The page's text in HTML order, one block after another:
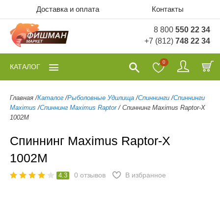
Доставка и оплата Контакты
8 800 550 22 34
+7 (812) 748 22 34
0
КАТАЛОГ
Главная /Каталог /Рыболовные Удилища /Спиннинги /Спиннинги
Maximus /Спиннинг Maximus Raptor / Спиннинг Maximus Raptor-X
1002M
Спиннинг Maximus Raptor-X
1002M
4.3 0 отзывов В избранное